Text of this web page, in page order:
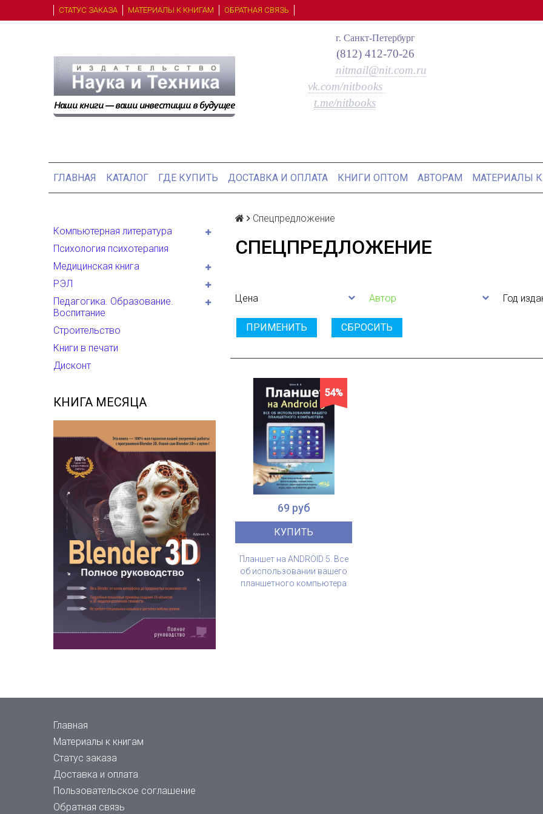
СТАТУС ЗАКАЗА МАТЕРИАЛЫ К КНИГАМ ОБРАТНАЯ СВЯЗЬ
г. Санкт-Петербург
(812) 412-70-26
nitmail@nit.com.ru
vk.com/nitbooks
t.me/nitbooks
ГЛАВНАЯ КАТАЛОГ ГДЕ КУПИТЬ ДОСТАВКА И ОПЛАТА КНИГИ ОПТОМ АВТОРАМ МАТЕРИАЛЫ
Компьютерная литература
Психология психотерапия
Медицинская книга
РЭЛ
Педагогика. Образование.
Воспитание
Строительство
Книги в печати
Дисконт
КНИГА МЕСЯЦА
Спецпредложение
СПЕЦПРЕДЛОЖЕНИЕ
Цена Автор Год
ПРИМЕНИТЬ СБРОСИТЬ
54%
69 руб
КУПИТЬ
Планшет на ANDROID 5. Все
об использовании вашего
планшетного компьютера
Главная
Материалы к книгам
Статус заказа
Доставка и оплата
Пользовательское соглашение
Обратная связь